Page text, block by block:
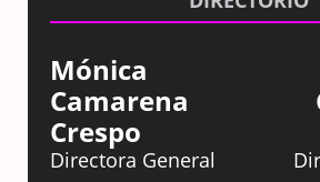
Mónica
Camarena
Crespo
Directora General